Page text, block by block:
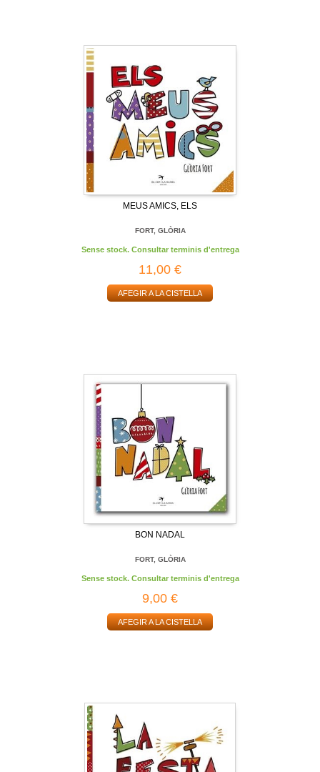
MEUS AMICS, ELS
FORT, GLÒRIA
Sense stock. Consultar terminis d'entrega
11,00 €
AFEGIR A LA CISTELLA
BON NADAL
FORT, GLÒRIA
Sense stock. Consultar terminis d'entrega
9,00 €
AFEGIR A LA CISTELLA